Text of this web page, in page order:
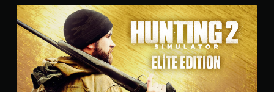
E
l
i
t
e
E
d